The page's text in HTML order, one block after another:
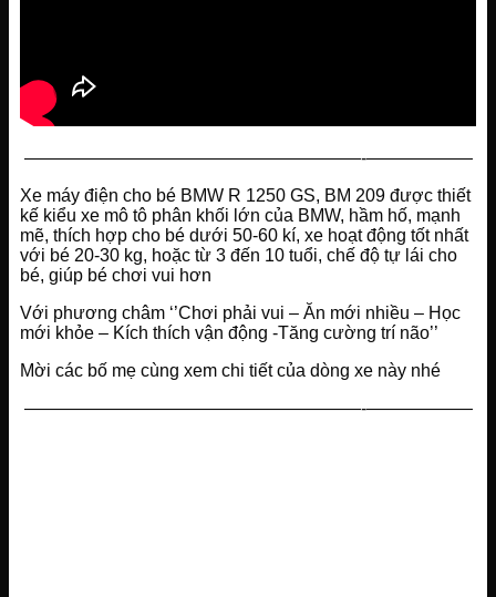
———————————————————-——————
Xe máy điện cho bé BMW R 1250 GS, BM 209 được thiết
kế kiểu xe mô tô phân khối lớn của BMW, hầm hố, mạnh
mẽ, thích hợp cho bé dưới 50-60 kí, xe hoạt động tốt nhất
với bé 20-30 kg, hoặc từ 3 đến 10 tuổi, chế độ tự lái cho
bé, giúp bé chơi vui hơn
Với phương châm ‘’Chơi phải vui – Ăn mới nhiều – Học
mới khỏe – Kích thích vận động -Tăng cường trí não’’
Mời các bố mẹ cùng xem chi tiết của dòng xe này nhé
———————————————————-——————